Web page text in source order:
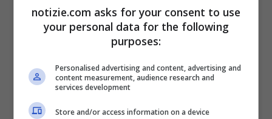
riusciva a rianimare. Ma la speranza c’è
sempre. Le accarezzavo quelle belle
treccine nere. Ma non dava segni di vita.
Quanti bimbi senza vita ho tenuto in
braccio negli anni…”
notizie.com asks for your consent to use
your personal data for the following
purposes:
Personalised advertising and content, advertising and
content measurement, audience research and
services development
Store and/or access information on a device